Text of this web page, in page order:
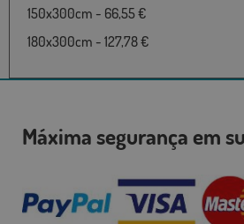
150x300cm - 66,55 €
180x300cm - 127,78 €
Máxima segurança em